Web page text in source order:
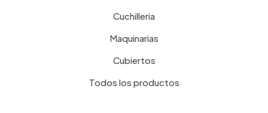
Cuchilleria
Maquinarias
Cubiertos
Todos los productos